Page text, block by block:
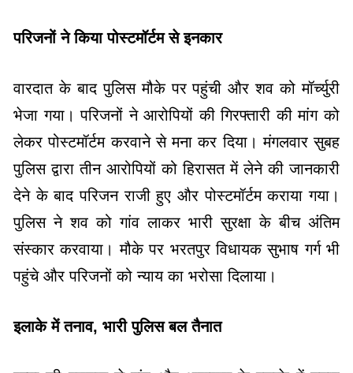
परिजनों ने किया पोस्टमॉर्टम से इनकार
वारदात के बाद पुलिस मौके पर पहुंची और शव को मॉर्च्युरी
भेजा गया। परिजनों ने आरोपियों की गिरफ्तारी की मांग को
लेकर पोस्टमॉर्टम करवाने से मना कर दिया। मंगलवार सुबह
पुलिस द्वारा तीन आरोपियों को हिरासत में लेने की जानकारी
देने के बाद परिजन राजी हुए और पोस्टमॉर्टम कराया गया।
पुलिस ने शव को गांव लाकर भारी सुरक्षा के बीच अंतिम
संस्कार करवाया। मौके पर भरतपुर विधायक सुभाष गर्ग भी
पहुंचे और परिजनों को न्याय का भरोसा दिलाया।
इलाके में तनाव, भारी पुलिस बल तैनात